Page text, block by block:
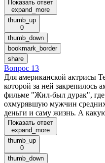
Показать ответ
expand_more
thumb_up
0
thumb_down
bookmark_border
share
Вопрос 13
Для американской актрисы
которой за ней
фильме "Жил-был дурак", где
охмурявшую мужчин
деньги и саму жизнь. А
Показать ответ
expand_more
thumb_up
0
thumb_down